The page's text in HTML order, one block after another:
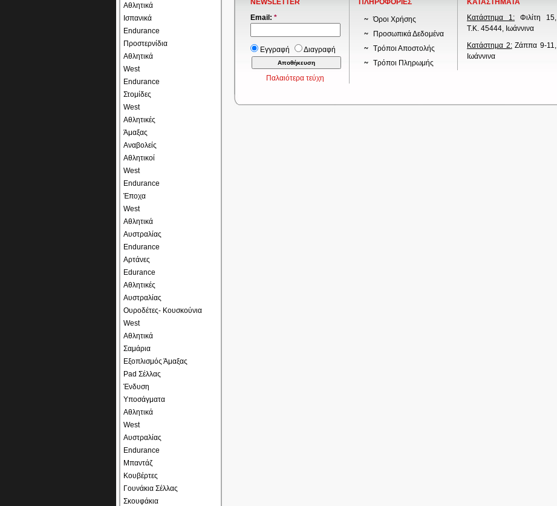
Αθλητικά
Ισπανικά
Endurance
Προστερνίδια
Αθλητικά
West
Endurance
Στομίδες
West
Αθλητικές
Άμαξας
Αναβολείς
Αθλητικοί
West
Endurance
Έποχα
West
Αθλητικά
Αυστραλίας
Endurance
Αρτάνες
Edurance
Αθλητικές
Αυστραλίας
Ουροδέτες- Κουσκούνια
West
Αθλητικά
Σαμάρια
Εξοπλισμός Άμαξας
Pad Σέλλας
Ένδυση
Υποσάγματα
Αθλητικά
West
Αυστραλίας
Endurance
Μπαντάζ
Κουβέρτες
Γουνάκια Σέλλας
Σκουφάκια
NEWSLETTER
Email: *
Εγγραφή Διαγραφή
Παλαιότερα τεύχη
ΠΛΗΡΟΦΟΡΙΕΣ
Όροι Χρήσης
Προσωπικά Δεδομένα
Τρόποι Αποστολής
Τρόποι Πληρωμής
ΚΑΤΑΣΤΗΜΑΤΑ
Κατάστημα 1: Φιλίτη 15,
Τ.Κ. 45444, Ιωάννινα
Κατάστημα 2:Ζάππα 9-11,
Ιωάννινα